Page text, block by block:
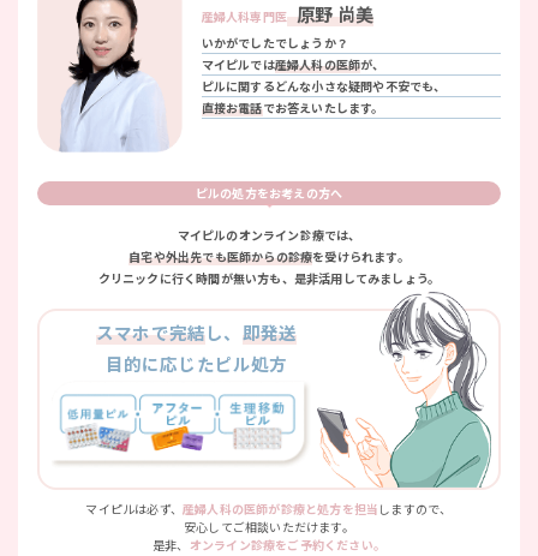
産婦人科専門医 原野 尚美
いかがでしたでしょうか？
マイピルでは産婦人科の医師が、
ピルに関するどんな小さな疑問や不安でも、
直接お電話でお答えいたします。
ピルの処方をお考えの方へ
マイピルのオンライン診療では、
自宅や外出先でも医師からの診療を受けられます。
クリニックに行く時間が無い方も、是非活用してみましょう。
スマホで完結し、 即発送
目的に応じたピル処方
マイピルは必ず、産婦人科の医師が診療と処方を担当 しますので、
安心してご相談いただけます。
是非、 オンライン診療をご予約ください。